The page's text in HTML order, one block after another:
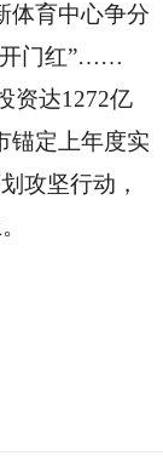
体育中心争分
开门红”……
资达1272亿
锚定上年度实
攻坚行动，